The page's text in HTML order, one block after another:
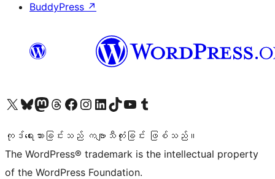
BuddyPress ↗
ကျွန်ုပ်တို့၏ X (ယခင် Twitter) အကောင့်သို့ သွားရောက်ကြည့်ရှုပါကျွန်ုပ်တို့၏ Bluesky အကောင့်သို့ ဝင်ရောက်ကြည့်ရှုရန်
ကျွန်ုပ်တို့၏ Mastodon အကောင့်သို့ သွားရောက်ကြည့်ရှုပါကျွန်ုပ်တို့၏ Threads အကောင့်သို့ ဝင်ရောက်ကြည့်ရှုရန်
ကျွန်ုပ်တို့၏ Facebook စာမျက်နှာသို့ သွားရောက်ကြည့်ရှုပါကျွန်ုပ်တို့၏ Instagram အကောင့်သို့ သွားရောက်ကြည့်ရှုပါ ကျွန်ုပ်တို့၏ LinkedIn အကောင့်သို့ သွားရောက်ကြည့်ရှုပါကျွန်ုပ်တို့၏ TikTok အကောင့်သို့ ဝင်ရောက်ကြည့်ရှုရန်
ကျွန်ုပ်တို့၏ YouTube ချန်နယ်သို့ သွားရောက်ကြည့်ရှုပါ ကျွန်ုပ်တို့၏ Tumblr အကောင့်သို့ ဝင်ရောက်ကြည့်ရှုရန်
ကုဒ်ရေးသားခြင်းသည် ကဗျာသီကုံးခြင်း ဖြစ်သည်။
The WordPress® trademark is the intellectual property
of the WordPress Foundation.